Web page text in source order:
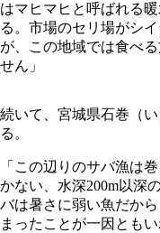
はマヒマヒと呼ばれる
る。市場のセリ場がシ
が、この地域では食べ
せん」
続いて、宮城県石巻（
る。
「この辺りのサバ漁は
かない、水深200m以深
バは暑さに弱い魚だか
まったことが一因ともい